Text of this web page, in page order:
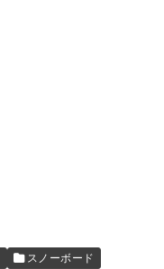
スノーボード